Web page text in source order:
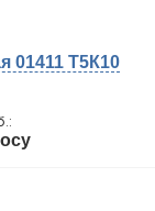
01411 Т5К10